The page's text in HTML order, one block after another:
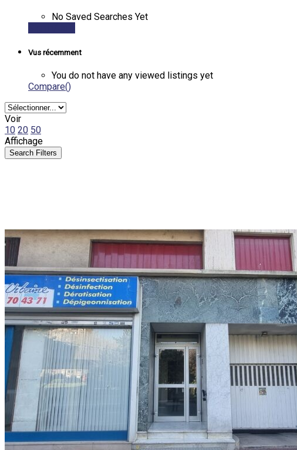
No Saved Searches Yet
Vus récemment
You do not have any viewed listings yet
Compare()
Voir
10 20 50
Affichage
Search Filters